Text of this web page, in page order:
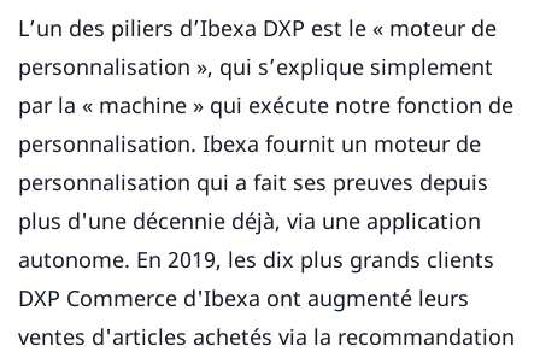
L’un des piliers d’Ibexa DXP est le « moteur de
personnalisation », qui s’explique simplement
par la « machine » qui exécute notre fonction de
personnalisation. Ibexa fournit un moteur de
personnalisation qui a fait ses preuves depuis
plus d'une décennie déjà, via une application
autonome. En 2019, les dix plus grands clients
DXP Commerce d'Ibexa ont augmenté leurs
ventes d'articles achetés via la recommandation